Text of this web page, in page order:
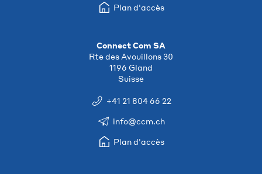
Plan d'accès
Connect Com SA
Rte des Avouillons 30
1196 Gland
Suisse
+41 21 804 66 22
info@ccm.ch
Plan d'accès